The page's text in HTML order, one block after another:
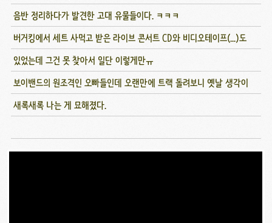
음반 정리하다가 발견한 고대 유물들이다. ㅋㅋㅋ
버거킹에서 세트 사먹고 받은 라이브 콘서트 CD와 비디오테이프(...)도
있었는데 그건 못 찾아서 일단 이렇게만ㅠ
보이밴드의 원조격인 오빠들인데 오랜만에 트랙 돌려보니 옛날 생각이
새록새록 나는 게 묘해졌다.